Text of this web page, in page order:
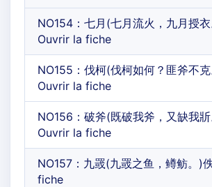
NO154：七月(七月流火，九月授
Ouvrir la fiche
NO155：伐柯(伐柯如何？匪斧不
Ouvrir la fiche
NO156：破斧(既破我斧，又缺我
Ouvrir la fiche
NO157：九罭(九罭之鱼，鳟鲂。)
fiche